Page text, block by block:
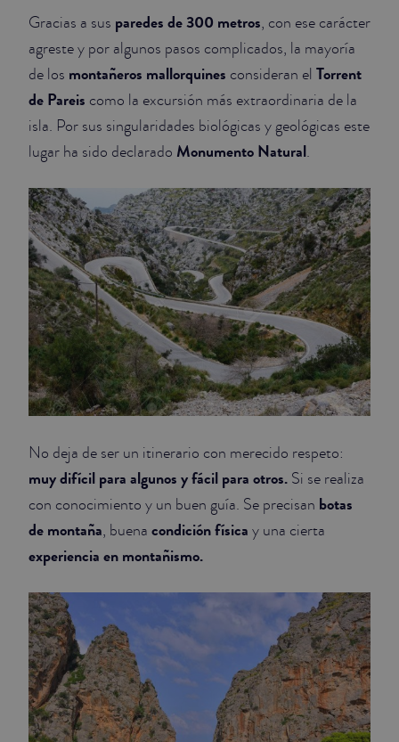
Gracias a sus paredes de 300 metros, con ese carácter
agreste y por algunos pasos complicados, la mayoría
de los montañeros mallorquines consideran el Torrent
de Pareis como la excursión más extraordinaria de la
isla. Por sus singularidades biológicas y geológicas este
lugar ha sido declarado Monumento Natural.
No deja de ser un itinerario con merecido respeto:
muy difícil para algunos y fácil para otros. Si se realiza
con conocimiento y un buen guía. Se precisan botas
de montaña, buena condición física y una cierta
experiencia en montañismo.